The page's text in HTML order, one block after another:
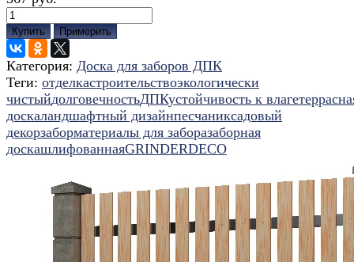
Купить Примерить
Категория: Доска для заборов ДПК
Теги: отделкастроительствоэкологически
чистыйдолговечностьДПКустойчивость к влаге
доскаландшафтный дизайнпесчаниксадовый
декорзаборматериалы для заборазаборная
доскашлифованнаяGRINDERDECO